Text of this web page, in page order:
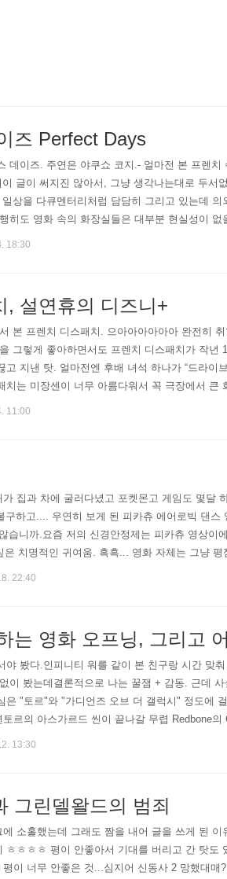
즈 Perfect Days
데이즈. 주연은 야쿠쇼 코지.- 얼마전 본 프렌
글이 써지진 않아서, 그냥 생각나는대로 두
상을 다큐멘터리처럼 담담히 그리고 있는데
히도 영화 속의 화장실들은 대부분 현실성이
온다. 익숙한 동네와 익숙한 풍경.- 사실 정말
18:30
, 설연휴의 디즈니+
본 프렌치 디스패치. 으아아아아아아 완전히
그렇게 좋아하면서도 프렌치 디스패치가 작
고 지낸 탓. 얼마전엔 후배 녀석 하나가 “드라이
치는 미장센이 너무 아름다워서 꼭 극장에서
하지 않을까, 기다려봐야지. 영화의 내용이 무
11:00
집과 차에 굴러다녔고 포켓몬고 게임도 몇달
구하고.... 우연히 보게 된 피카츄 에어로빅 댄
습니까.요즘 저의 신경안정제는 피카츄 영상이
치명적인 귀여움. 흑흑... 영화 자체는 그냥
듯.(하지만 극장엔 죄다 어른뿐이었던 것이 함
22:40
는 영화 오프닝, 그리고
야 봤다.인피니티 워를 같이 본 친구랑 시간 맞
이 봤는데결론적으로 나는 꿀잼 + 감동. 근데
은 "토르"와 "가디언즈 오브 더 갤럭시" 정도에
르의 아스가르드 씬이 끝나갈 무렵 Redbone
할 수 있겠다.뭐라 그래야하지? 기껏 5년전에
13:30
그린델왈드의 범죄
소홀했는데 그래도 짬을 내어 글을 쓰게 된
ㅎㅎㅎㅎ 평이 안좋아서 기대를 버리고 간 탓
이 너무 안좋은 것...심지어 신동사 2 망했대